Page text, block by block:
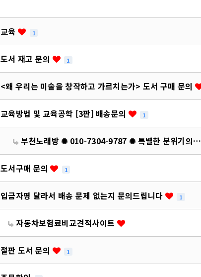
교육 1
도서 재고 문의 1
<왜 우리는 미술을 창작하고 가르치는가> 도서 구매 문의
교육방법 및 교육공학 [3판] 배송문의 1
부천노래방 ✺ 010-7304-9787 ✺ 특별한 분위기의…
도서구매 문의 1
입금자명 달라서 배송 문제 없는지 문의드립니다 1
자동차보험료비교견적사이트
절판 도서 문의 1